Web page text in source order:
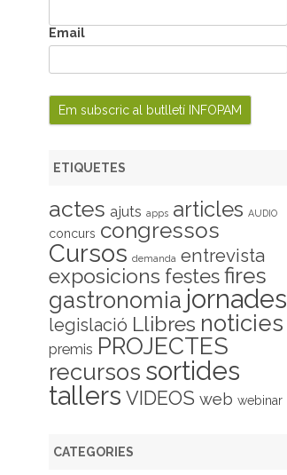
Email
ETIQUETES
actes ajuts apps articles AUDIO
concurs congressos
Cursos demanda entrevista
exposicions festes fires
gastronomia jornades
legislació Llibres noticies
premis PROJECTES
recursos sortides
tallers VIDEOS web webinar
CATEGORIES